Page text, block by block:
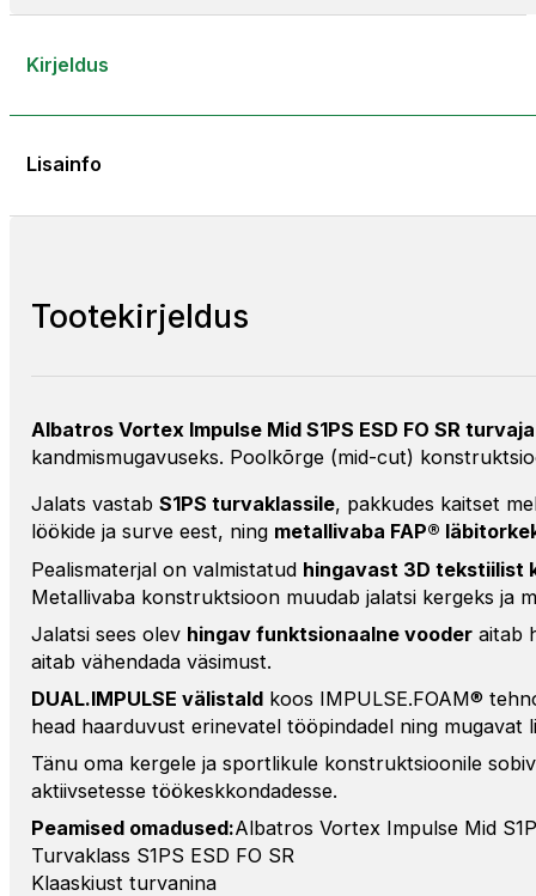
sportlikud
kerged
tööjalatsid
kogus
Kirjeldus
Lisainfo
Tootekirjeldus
Albatros Vortex Impulse Mid S1PS ESD FO SR
kandmismugavuseks. Poolkõrge (mid-cut)
Jalats vastabS1PS turvaklassile, pakkudes kaitset
löökide ja surve eest, ning metallivaba FAP®
Pealismaterjal on valmistatud hingavast 3D tekstiilist
Metallivaba konstruktsioon muudab jalatsi kergeks ja
Jalatsi sees olev hingav funktsionaalne vooder aitab
aitab vähendada väsimust.
DUAL.IMPULSE välistald koos IMPULSE.FOAM®
head haarduvust erinevatel tööpindadel ning mugavat
Tänu oma kergele ja sportlikule konstruktsioonile
aktiivsetesse töökeskkondadesse.
Peamised omadused:Albatros Vortex Impulse Mid
Turvaklass S1PS ESD FO SR
Klaaskiust turvanina